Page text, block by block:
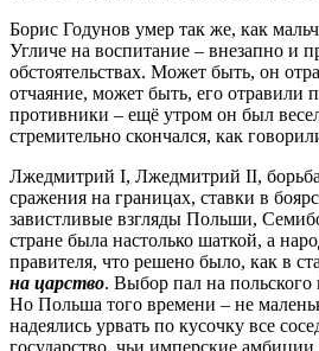
Борис Годунов умер так же, как
Угличе на воспитание – внезапно и
обстоятельствах. Может быть, он
отчаяние, может быть, его отравили
противники – ещё утром он был
стремительно скончался, как
Лжедмитрий I, Лжедмитрий II, борьба
сражения на границах, ставки в
завистливые взгляды Польши,
стране была настолько шаткой, а
правителя, что решено было, как в
на царство. Выбор пал на польского
Но Польша того времени – не
надеялись урвать по кусочку все
государство, чьи имперские